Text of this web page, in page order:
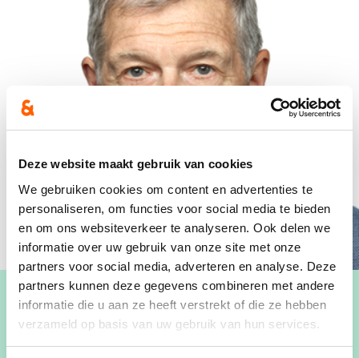
Deze website maakt gebruik van cookies
We gebruiken cookies om content en advertenties te
personaliseren, om functies voor social media te bieden
en om ons websiteverkeer te analyseren. Ook delen we
informatie over uw gebruik van onze site met onze
partners voor social media, adverteren en analyse. Deze
partners kunnen deze gegevens combineren met andere
informatie die u aan ze heeft verstrekt of die ze hebben
verzameld op basis van uw gebruik van hun services.